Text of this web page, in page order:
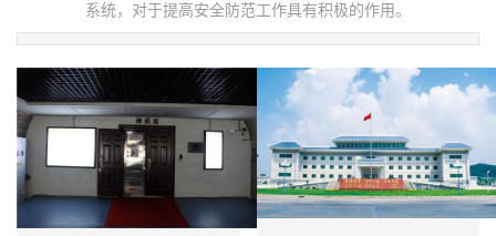
系统，对于提高安全防范工作具有积极的作用。